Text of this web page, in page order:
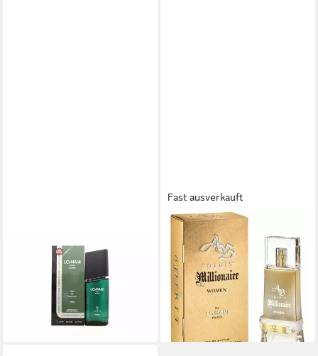
(169,41 €/ 1 l)
lieferbar - in 9-11 Werktagen bei
Fast ausverkauft
LOMANI
Eau de Parfum Spirit
Millionaire Eau De Parfum
Spray For Women
26,33 €
(263,30 €/ 1 l)
lieferbar - in 9-11 Werktagen bei
dir